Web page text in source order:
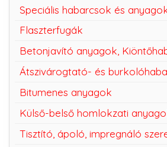
Speciális habarcsok és
Flaszterfugák
Betonjavító anyagok,
Átszivárogtató- és
Bitumenes anyagok
Külső-belső homlokzati
Tisztító, ápoló, impregnáló